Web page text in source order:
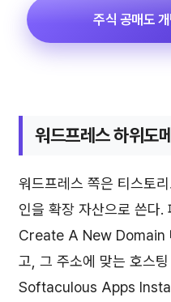
주식 공매도
워드프레스 하위도
워드프레스 쪽은 티스토
인을 확장 자산으로 쓴다.
Create A New Domain
고, 그 주소에 맞는 호스
Softaculous Apps